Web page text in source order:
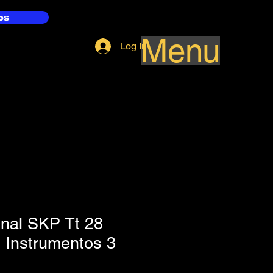
Menu
Log In
SKP Tt 28
Instrumentos 3